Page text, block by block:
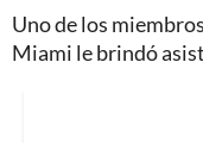
Uno de los
Miami le brindó